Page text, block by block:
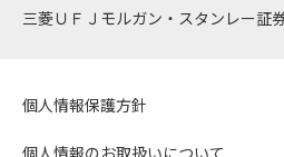
三菱ＵＦＪモルガン・スタンレー証
個人情報保護方針